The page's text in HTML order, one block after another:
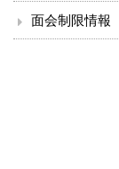
面会制限情報